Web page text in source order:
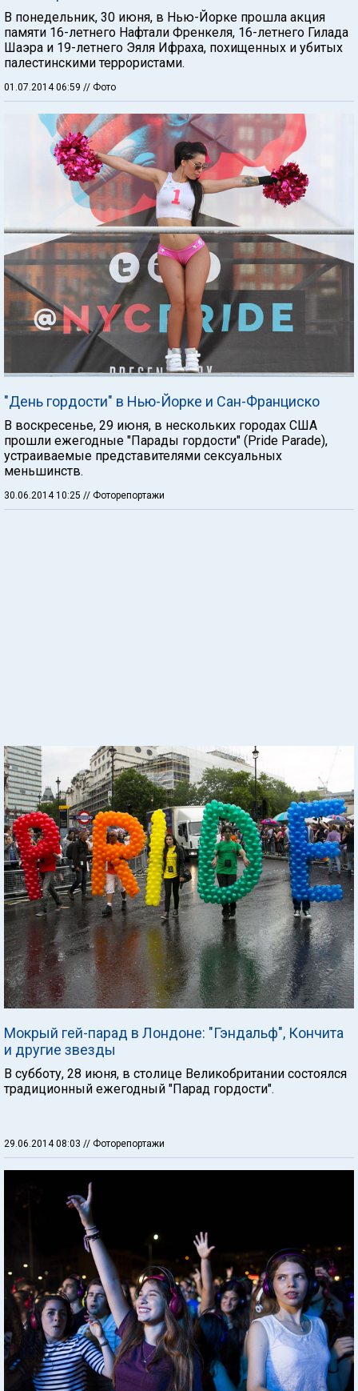
В понедельник, 30 июня, в Нью-Йорке прошла акция
памяти 16-летнего Нафтали Френкеля, 16-летнего Гилада
Шаэра и 19-летнего Эяля Ифраха, похищенных и убитых
палестинскими террористами.
01.07.2014 06:59 // Фото
"День гордости" в Нью-Йорке и Сан-Франциско
В воскресенье, 29 июня, в нескольких городах США
прошли ежегодные "Парады гордости" (Pride Parade),
устраиваемые представителями сексуальных
меньшинств.
30.06.2014 10:25 // Фоторепортажи
Мокрый гей-парад в Лондоне: "Гэндальф", Кончита
и другие звезды
В субботу, 28 июня, в столице Великобритании состоялся
традиционный ежегодный "Парад гордости".
29.06.2014 08:03 // Фоторепортажи